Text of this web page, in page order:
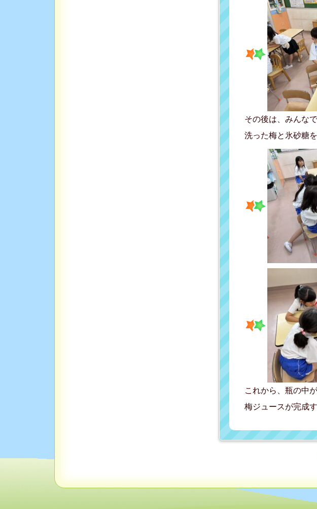
その後は、みんな
洗った梅と氷砂糖
これから、瓶の中
梅ジュースが完成